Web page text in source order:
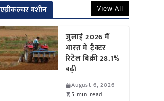
एग्रीकल्चर मशीन View All
जुलाई 2026 में
भारत में ट्रैक्टर
रिटेल बिक्री 28.1%
बढ़ी
August 6, 2026
5 min read